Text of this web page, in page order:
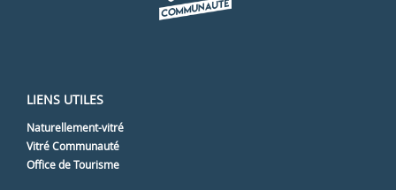
LIENS UTILES
Naturellement-vitré
Vitré Communauté
Office de Tourisme